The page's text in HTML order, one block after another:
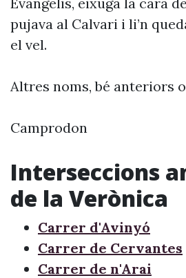
pujava al Calvari i li’n
el vel.
Altres noms, bé anteriors
Camprodon
Interseccions
de la Verònica
Carrer d'Avinyó
Carrer de Cervantes
Carrer de n'Arai